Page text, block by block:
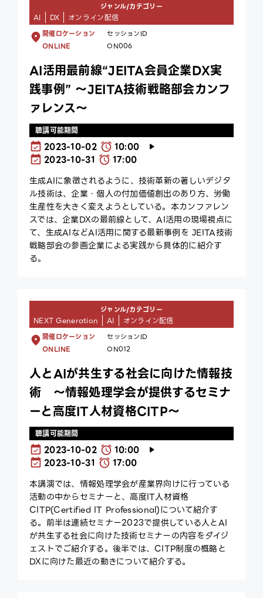
ジャンル/カテゴリー
AI DX オンライン配信
開催ロケーション
ONLINE
セッションID
ON006
AI活用最前線“JEITA会員企業DX実
践事例” ～JEITA技術戦略部会カンフ
ァレンス～
聴講可能期間
2023-10-02
10:00
2023-10-31
17:00
生成AIに象徴されるように、技術革新の著しいデジタ
ル技術は、企業・個人の付加価値創出のあり方、労働
生産性を大きく変えようとしている。本カンファレン
スでは、企業DXの最前線として、AI活用の現場視点に
て、生成AIなどAI活用に関する最新事例を JEITA技術
戦略部会の参画企業による実践から具体的に紹介す
る。
ジャンル/カテゴリー
NEXT Generation AI オンライン配信
開催ロケーション
ONLINE
セッションID
ON012
人とAIが共生する社会に向けた情報技
術 ～情報処理学会が提供するセミナ
ーと高度IT人材資格CITP～
聴講可能期間
2023-10-02
10:00
2023-10-31
17:00
本講演では、情報処理学会が産業界向けに行っている
活動の中からセミナーと、高度IT人材資格
CITP(Certified IT Professional)について紹介す
る。前半は連続セミナー2023で提供している人とAI
が共生する社会に向けた技術セミナーの内容をダイジ
ェストでご紹介する。後半では、CITP制度の概略と
DXに向けた最近の動きについて紹介する。